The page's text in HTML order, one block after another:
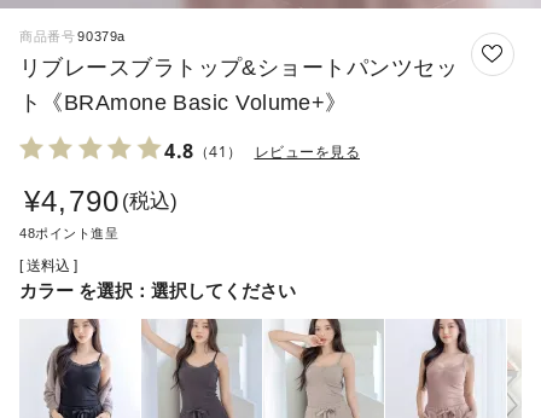
商品番号 90379a
リブレースブラトップ&ショートパンツセッ
ト《BRAmone Basic Volume+》
4.8 （41） レビューを見る
¥4,790 税込
48
送料込
カラー 選択してください